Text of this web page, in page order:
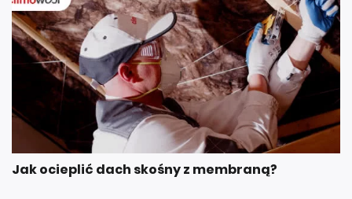
Jak ocieplić dach skośny z membraną?